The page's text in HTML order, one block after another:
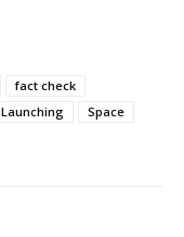
fact check
Launching
Space